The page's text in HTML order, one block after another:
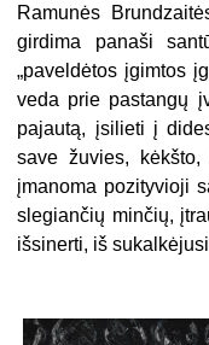
Ramunės
girdima panaši
„paveldėtos įgimtos
veda prie pastangų
pajautą, įsilieti į
save žuvies,
įmanoma pozityvioji
slegiančių minčių,
išsinerti, iš